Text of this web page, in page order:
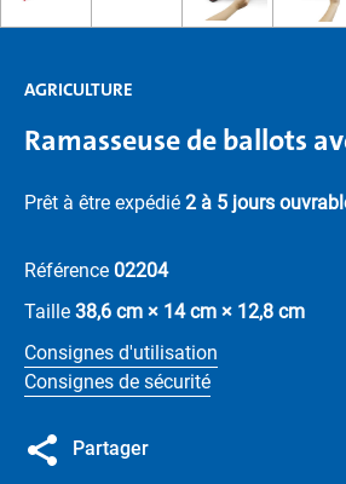
AGRICULTURE
Ramasseuse de ballots
Prêt à être expédié 2 à 5 jours
Référence 02204
Taille 38,6 cm × 14 cm × 12,8 cm
Consignes d'utilisation
Consignes de sécurité
Partager